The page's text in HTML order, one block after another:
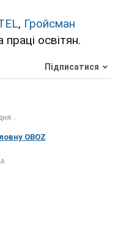
, Гройсман
освітян.
Підписатися
OBOZ